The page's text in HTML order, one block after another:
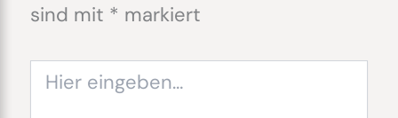
sind mit * markiert
eingeben…